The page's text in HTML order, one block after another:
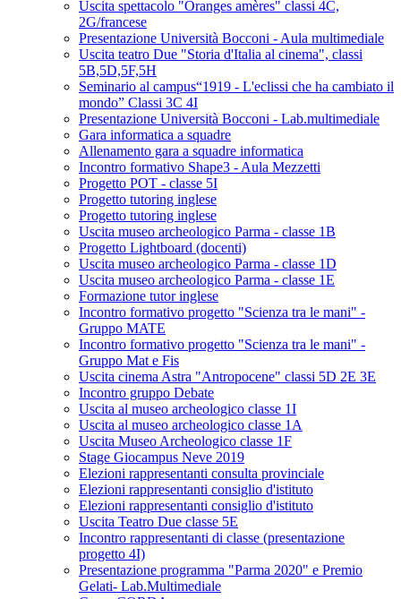
Uscita spettacolo "Oranges amères" classi 4C,
2G/francese
Presentazione Università Bocconi - Aula multimediale
Uscita teatro Due "Storia d'Italia al cinema", classi
5B,5D,5F,5H
Seminario al campus“1919 - L'eclissi che ha cambiato il
mondo” Classi 3C 4I
Presentazione Università Bocconi - Lab.multimediale
Gara informatica a squadre
Allenamento gara a squadre informatica
Incontro formativo Shape3 - Aula Mezzetti
Progetto POT - classe 5I
Progetto tutoring inglese
Progetto tutoring inglese
Uscita museo archeologico Parma - classe 1B
Progetto Lightboard (docenti)
Uscita museo archeologico Parma - classe 1D
Uscita museo archeologico Parma - classe 1E
Formazione tutor inglese
Incontro formativo progetto "Scienza tra le mani" -
Gruppo MATE
Incontro formativo progetto "Scienza tra le mani" -
Gruppo Mat e Fis
Uscita cinema Astra "Antropocene" classi 5D 2E 3E
Incontro gruppo Debate
Uscita al museo archeologico classe 1I
Uscita al museo archeologico classe 1A
Uscita Museo Archeologico classe 1F
Stage Giocampus Neve 2019
Elezioni rappresentanti consulta provinciale
Elezioni rappresentanti consiglio d'istituto
Elezioni rappresentanti consiglio d'istituto
Uscita Teatro Due classe 5E
Incontro rappresentanti di classe (presentazione
progetto 4I)
Presentazione programma "Parma 2020" e Premio
Gelati- Lab.Multimediale